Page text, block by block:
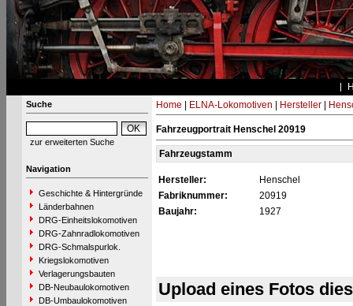
Suche
zur erweiterten Suche
Navigation
Geschichte & Hintergründe
Länderbahnen
DRG-Einheitslokomotiven
DRG-Zahnradlokomotiven
DRG-Schmalspurlok.
Kriegslokomotiven
Verlagerungsbauten
DB-Neubaulokomotiven
DB-Umbaulokomotiven
Home ELNA-Lokomotiven Hersteller|
Fahrzeugportrait Henschel 20919
Fahrzeugstamm
Hersteller:
Henschel
Fabriknummer:
20919
Baujahr:
1927
Upload eines Fotos